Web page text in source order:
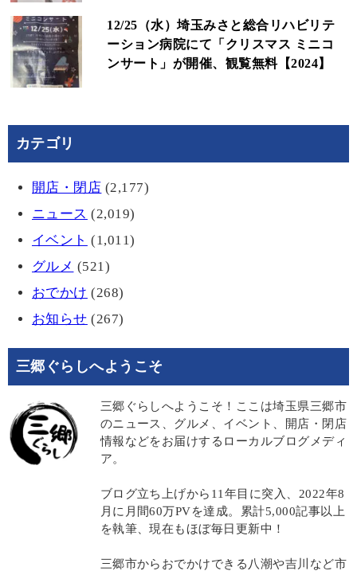
12/25（水）埼玉みさと総合リハビリテ
ーション病院にて「クリスマス ミニコ
ンサート」が開催、観覧無料【2024】
カテゴリ
開店・閉店 (2,177)
ニュース (2,019)
イベント (1,011)
グルメ (521)
おでかけ (268)
お知らせ (267)
三郷ぐらしへようこそ
三郷ぐらしへようこそ！ここは埼玉県三郷市
のニュース、グルメ、イベント、開店・閉店
情報などをお届けするローカルブログメディ
ア。
ブログ立ち上げから11年目に突入、2022年8
月に月間60万PVを達成。累計5,000記事以上
を執筆、現在もほぼ毎日更新中！
三郷市からおでかけできる八潮や吉川など市